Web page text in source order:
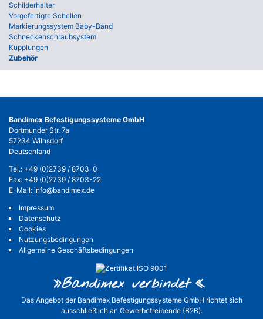
Schilderhalter
Vorgefertigte Schellen
Markierungssystem Baby-Band
Schneckenschraubsystem
Kupplungen
Zubehör
Bandimex Befestigungssysteme GmbH
Dortmunder Str. 7a
57234 Wilnsdorf
Deutschland
Tel.: +49 (0)2739 / 8703-0
Fax: +49 (0)2739 / 8703-22
E-Mail: info@bandimex.de
Impressum
Datenschutz
Cookies
Nutzungsbedingungen
Allgemeine Geschäftsbedingungen
»Bandimex verbindet«
Das Angebot der Bandimex Befestigungssysteme GmbH richtet sich
ausschließlich an Gewerbetreibende (B2B).